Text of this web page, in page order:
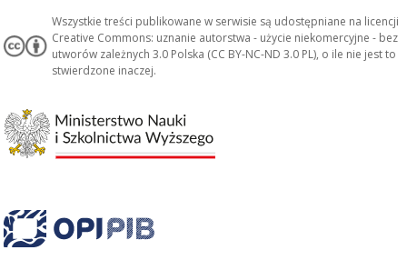
Wszystkie treści publikowane w serwisie są udostępniane na licencji
Creative Commons: uznanie autorstwa - użycie niekomercyjne - bez
utworów zależnych 3.0 Polska (CC BY-NC-ND 3.0 PL), o ile nie jest to
stwierdzone inaczej.